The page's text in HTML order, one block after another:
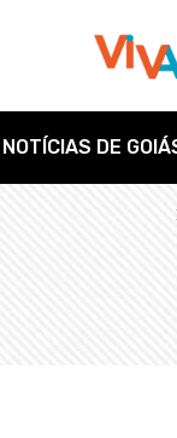
NOTÍCIAS DE